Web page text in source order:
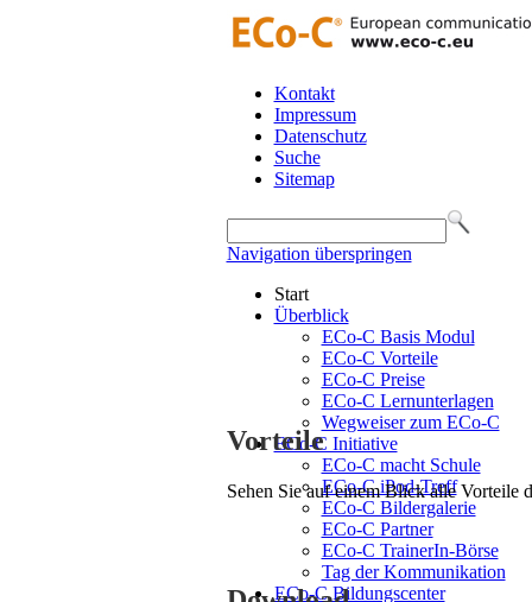
Kontakt
Impressum
Datenschutz
Suche
Sitemap
Navigation überspringen
Start
Überblick
ECo-C Basis Modul
ECo-C Vorteile
ECo-C Preise
ECo-C Lernunterlagen
Wegweiser zum ECo-C
ECo-C Initiative
ECo-C macht Schule
ECo-C iPod-Treff
ECo-C Bildergalerie
ECo-C Partner
ECo-C TrainerIn-Börse
Tag der Kommunikation
ECo-C Bildungscenter
Vorteile
Sehen Sie auf einem Blick alle Vorteile